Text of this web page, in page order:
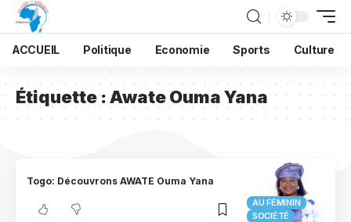
ACCUEIL Politique Economie Sports Culture
Étiquette :Awate Ouma Yana
AU FÉMININ
SOCIÉTÉ
Togo: Découvrons AWATE Ouma Yana